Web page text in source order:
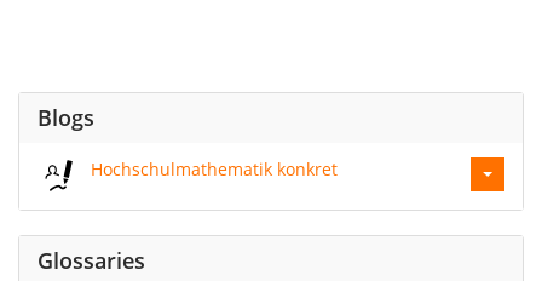
Blogs
Hochschulmathematik konkret
Glossaries